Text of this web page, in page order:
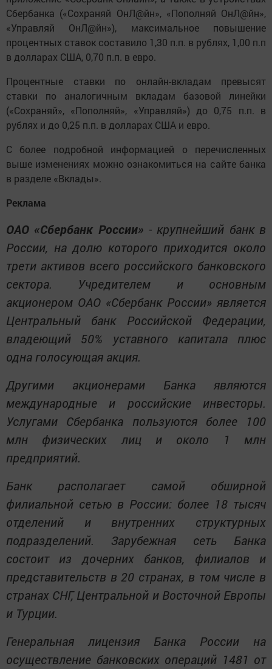
Сбербанка («Сохраняй ОнЛ@йн», «Пополняй ОнЛ@йн»,
«Управляй ОнЛ@йн»), максимальное повышение
процентных ставок составило 1,30 п.п. в рублях, 1,00 п.п
в долларах США, 0,70 п.п. в евро.
Процентные ставки по онлайн-вкладам превысят
ставки по аналогичным вкладам базовой линейки
(«Сохраняй», «Пополняй», «Управляй») до 0,75 п.п. в
рублях и до 0,25 п.п. в долларах США и евро.
С более подробной информацией о перечисленных
выше изменениях можно ознакомиться на сайте банка
в разделе «Вклады».
Реклама
ОАО «Сбербанк России» - крупнейший банк в
России, на долю которого приходится около
трети активов всего российского банковского
сектора. Учредителем и основным
акционером ОАО «Сбербанк России» является
Центральный банк Российской Федерации,
владеющий 50% уставного капитала плюс
одна голосующая акция.
Другими акционерами Банка являются
международные и российские инвесторы.
Услугами Сбербанка пользуются более 100
млн физических лиц и около 1 млн
предприятий.
Банк располагает самой обширной
филиальной сетью в России: более 18 тысяч
отделений и внутренних структурных
подразделений. Зарубежная сеть Банка
состоит из дочерних банков, филиалов и
представительств в 20 странах, в том числе в
странах СНГ, Центральной и Восточной Европы
и Турции.
Генеральная лицензия Банка России на
осуществление банковских операций 1481 от